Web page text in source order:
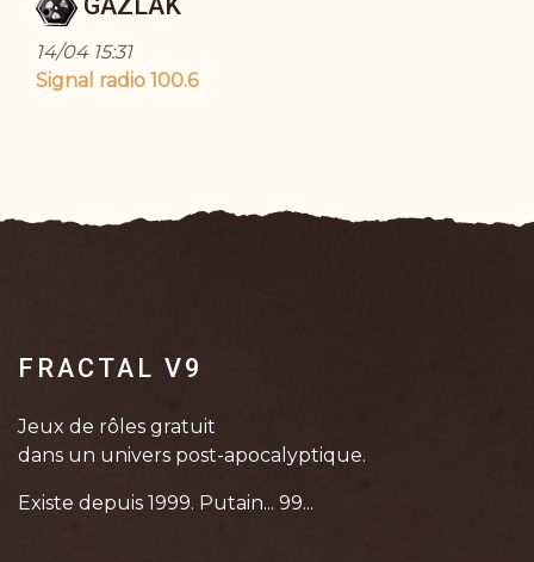
GAZLAK
14/04 15:31
Signal radio 100.6
FRACTAL V9
Jeux de rôles gratuit
dans un univers post-apocalyptique.
Existe depuis 1999. Putain... 99...